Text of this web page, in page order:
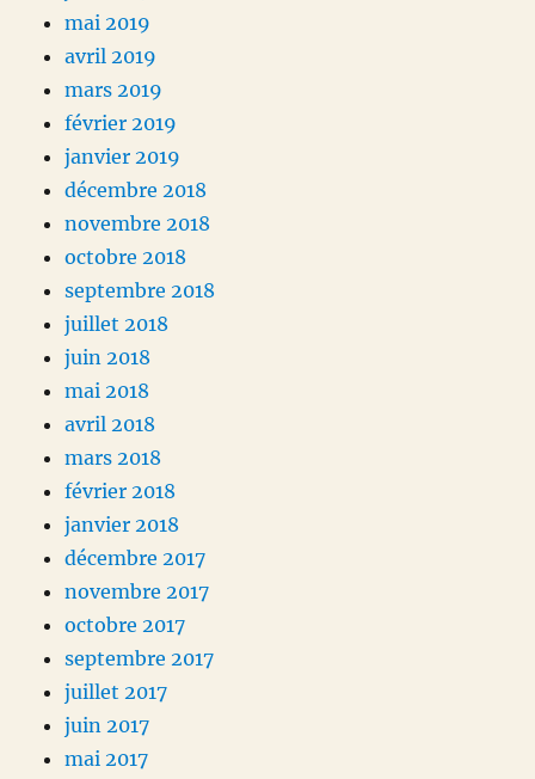
mai 2019
avril 2019
mars 2019
février 2019
janvier 2019
décembre 2018
novembre 2018
octobre 2018
septembre 2018
juillet 2018
juin 2018
mai 2018
avril 2018
mars 2018
février 2018
janvier 2018
décembre 2017
novembre 2017
octobre 2017
septembre 2017
juillet 2017
juin 2017
mai 2017